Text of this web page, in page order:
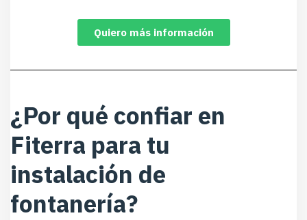
Quiero más información
¿Por qué confiar en
Fiterra para tu
instalación de
fontanería?